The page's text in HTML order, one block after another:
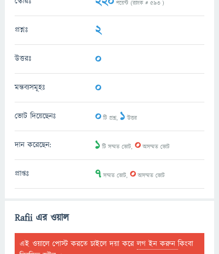
পয়েন্ট (র‌্যাংক # 593 )
প্রশ্নঃ 2
উত্তরঃ 0
মন্তব্যসমূহঃ 0
ভোট দিয়েছেনঃ 0টি প্রশ্ন, 1উত্তর
দান করেছেন: 1টি সম্মত ভোট, 0অসম্মত ভোট
প্রাপ্তঃ 7সম্মত ভোট, 0অসম্মত ভোট
Rafii এর ওয়াল
এই ওয়ালে পোস্ট করতে চাইলে দয়া করেলগ ইন করুনকিংবা